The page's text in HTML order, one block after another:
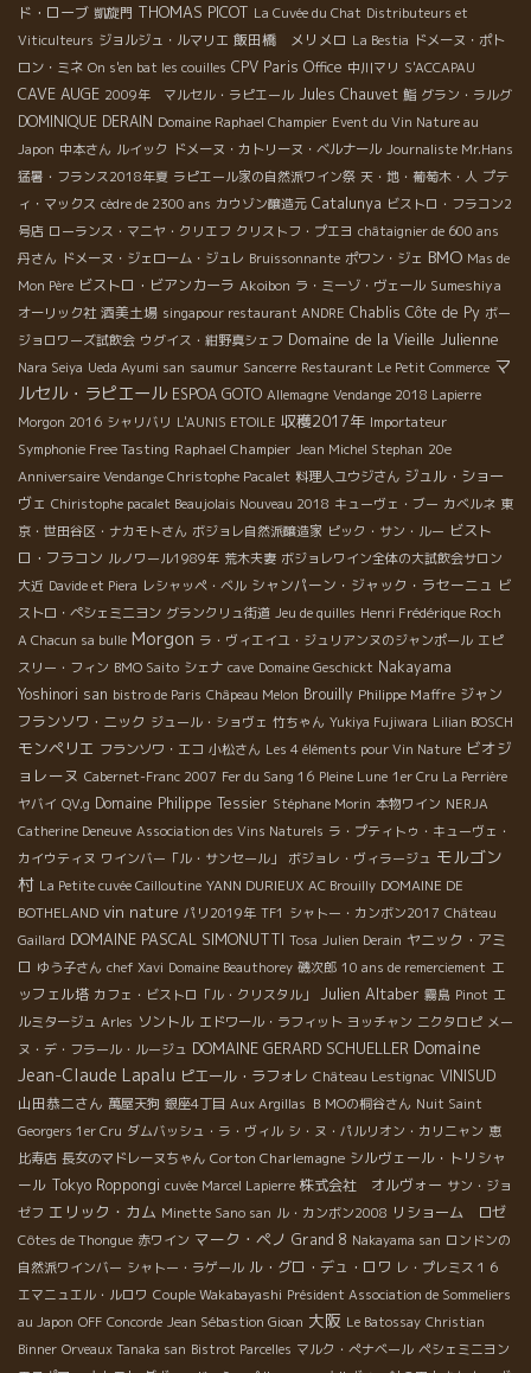
ド・ローブ 凱旋門 THOMAS PICOT La Cuvée du Chat Distributeurs et
Viticulteurs ジョルジュ・ルマリエ 飯田橋 メリメロ La Bestia ドメーヌ・ポト
ロン・ミネ On s'en bat les couilles CPV Paris Office 中川マリ S'ACCAPAU
CAVE AUGE 2009年 マルセル・ラピエール Jules Chauvet 鮨 グラン・ラルグ
DOMINIQUE DERAIN Domaine Raphael Champier Event du Vin Nature au
Japon 中本さん ルイック ドメーヌ・カトリーヌ・ベルナール Journaliste Mr.Hans
猛暑・フランス2018年夏 ラピエール家の自然派ワイン祭 天・地・葡萄木・人 プテ
ィ・マックス cèdre de 2300 ans カウゾン醸造元 Catalunya ビストロ・フラコン2
号店 ローランス・マニヤ・クリエフ クリストフ・プエヨ châtaignier de 600 ans
丹さん ドメーヌ・ジェローム・ジュレ Bruissonnante ポワン・ジェ BMO Mas de
Mon Père ビストロ・ビアンカーラ Akoibon ラ・ミーゾ・ヴェール Sumeshiya
オーリック社 酒美土場 singapour restaurant ANDRE Chablis Côte de Py ボー
ジョロワーズ試飲会 ウグイス・紺野真シェフ Domaine de la Vieille Julienne
Nara Seiya Ueda Ayumi san saumur Sancerre Restaurant Le Petit Commerce マ
ルセル・ラピエール ESPOA GOTO Allemagne Vendange 2018 Lapierre
Morgon 2016 シャリバリ L'AUNIS ETOILE 収穫2017年 Importateur
Symphonie Free Tasting Raphael Champier Jean Michel Stephan 20e
Anniversaire Vendange Christophe Pacalet 料理人ユウジさん ジュル・ショー
ヴェ Chiristophe pacalet Beaujolais Nouveau 2018 キューヴェ・ブー カベルネ 東
京・世田谷区・ナカモトさん ボジョレ自然派醸造家 ピック・サン・ルー ビスト
ロ・フラコン ルノワール1989年 荒木夫妻 ボジョレワイン全体の大試飲会サロン
大近 Davide et Piera レシャッペ・ベル シャンパーン・ジャック・ラセーニュ ビ
ストロ・ペシェミニヨン グランクリュ街道 Jeu de quilles Henri Frédérique Roch
A Chacun sa bulle Morgon ラ・ヴィエイユ・ジュリアンヌのジャンポール エピ
スリー・フィン BMO Saito シェナ cave Domaine Geschickt Nakayama
Yoshinori san bistro de Paris Châpeau Melon Brouilly Philippe Maffre ジャン
フランソワ・ニック ジュール・ショヴェ 竹ちゃん Yukiya Fujiwara Lilian BOSCH
モンペリエ フランソワ・エコ 小松さん Les 4 éléments pour Vin Nature ビオジ
ョレーヌ Cabernet-Franc 2007 Fer du Sang 16 Pleine Lune 1er Cru La Perrière
ヤバイ QV.g Domaine Philippe Tessier Stéphane Morin 本物ワイン NERJA
Catherine Deneuve Association des Vins Naturels ラ・プティトゥ・キューヴェ・
カイウティヌ ワインバー「ル・サンセール」 ボジョレ・ヴィラージュ モルゴン
村 La Petite cuvée Cailloutine YANN DURIEUX AC Brouilly DOMAINE DE
BOTHELAND vin nature パリ2019年 TF1 シャトー・カンボン2017 Château
Gaillard DOMAINE PASCAL SIMONUTTI Tosa Julien Derain ヤニック・アミ
ロ ゆう子さん chef Xavi Domaine Beauthorey 磯次郎 10 ans de remerciement エ
ッフェル塔 カフェ・ビストロ「ル・クリスタル」 Julien Altaber 霧島 Pinot エ
ルミタージュ Arles ソントル エドワール・ラフィット ヨッチャン ニクタロピ メー
ヌ・デ・フラール・ルージュ DOMAINE GERARD SCHUELLER Domaine
Jean-Claude Lapalu ピエール・ラフォレ Château Lestignac VINISUD
山田恭二さん 萬屋天狗 銀座4丁目 Aux Argillas ＢＭОの桐谷さん Nuit Saint
Georgers 1er Cru ダムバッシュ・ラ・ヴィル シ・ヌ・パルリオン・カリニャン 恵
比寿店 長女のマドレーヌちゃん Corton Charlemagne シルヴェール・トリシャ
ール Tokyo Roppongi cuvée Marcel Lapierre 株式会社 オルヴォー サン・ジョ
ゼフ エリック・カム Minette Sano san ル・カンボン2008 リショーム ロゼ
Côtes de Thongue 赤ワイン マーク・ペノ Grand 8 Nakayama san ロンドンの
自然派ワインバー シャトー・ラゲール ル・グロ・デュ・ロワ レ・プレミス１６
エマニュエル・ルロワ Couple Wakabayashi Président Association de Sommeliers
au Japon OFF Concorde Jean Sébastion Gioan 大阪 Le Batossay Christian
Binner Orveaux Tanaka san Bistrot Parcelles マルク・ぺナベール ペシェミニヨン